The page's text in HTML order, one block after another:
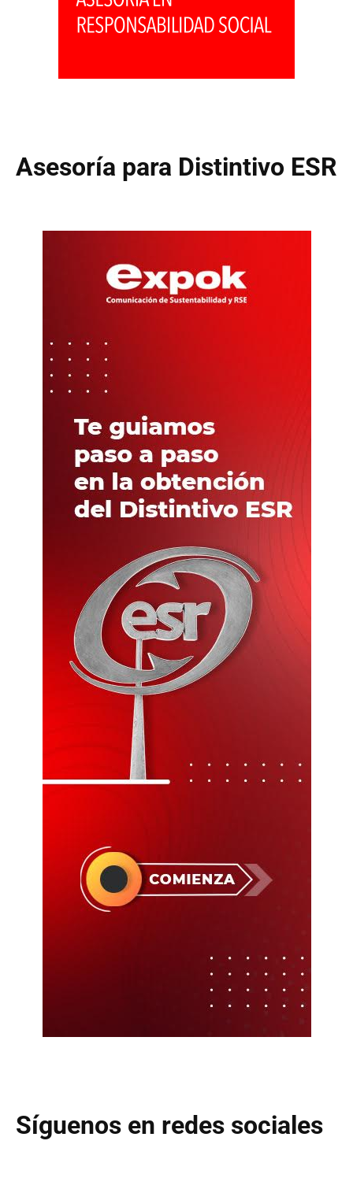
Asesoría para Distintivo ESR
Síguenos en redes sociales